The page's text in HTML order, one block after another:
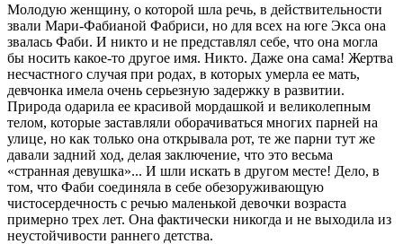
Молодую женщину, о которой шла речь, в действительности
звали Мари-Фабианой Фабриси, но для всех на юге Экса она
звалась Фаби. И никто и не представлял себе, что она могла
бы носить какое-то другое имя. Никто. Даже она сама! Жертва
несчастного случая при родах, в которых умерла ее мать,
девчонка имела очень серьезную задержку в развитии.
Природа одарила ее красивой мордашкой и великолепным
телом, которые заставляли оборачиваться многих парней на
улице, но как только она открывала рот, те же парни тут же
давали задний ход, делая заключение, что это весьма
«странная девушка»... И шли искать в другом месте! Дело, в
том, что Фаби соединяла в себе обезоруживающую
чистосердечность с речью маленькой девочки возраста
примерно трех лет. Она фактически никогда и не выходила из
неустойчивости раннего детства.